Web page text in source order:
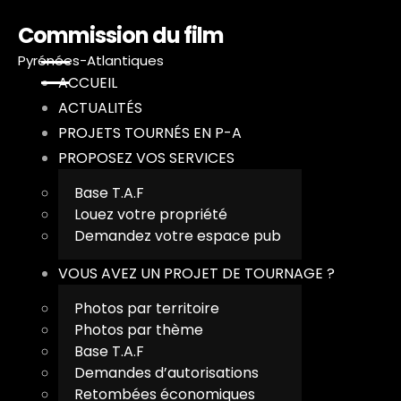
Commission du film
Pyrénées-Atlantiques
ACCUEIL
ACTUALITÉS
PROJETS TOURNÉS EN P-A
PROPOSEZ VOS SERVICES
Base T.A.F
Louez votre propriété
Demandez votre espace pub
VOUS AVEZ UN PROJET DE TOURNAGE ?
Photos par territoire
Photos par thème
Base T.A.F
Demandes d’autorisations
Retombées économiques